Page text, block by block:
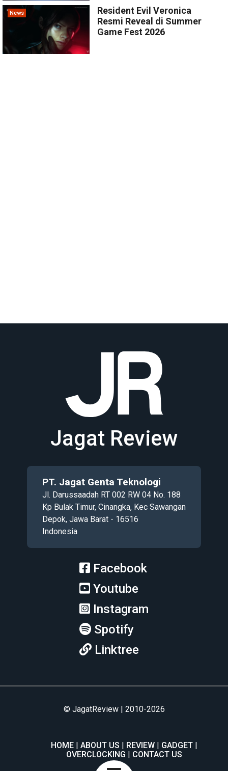
News
Resident Evil Veronica
Resmi Reveal di Summer
Game Fest 2026
Jagat Review
PT. Jagat Genta Teknologi
Jl. Darussaadah RT 002 RW 04 No. 188
Kp Bulak Timur, Cinangka, Kec Sawangan
Depok, Jawa Barat - 16516
Indonesia
Facebook
Youtube
Instagram
Spotify
Linktree
© JagatReview | 2010-2026
HOME ABOUT US REVIEW
GADGET
OVERCLOCKING
CONTACT US